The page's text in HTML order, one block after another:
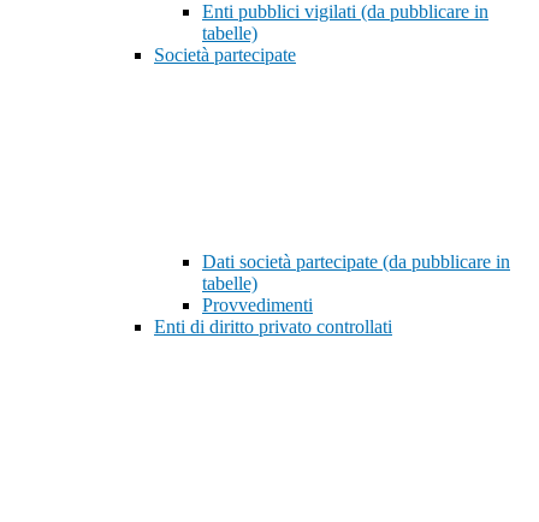
Enti pubblici vigilati (da pubblicare in
tabelle)
Società partecipate
Dati società partecipate (da pubblicare in
tabelle)
Provvedimenti
Enti di diritto privato controllati